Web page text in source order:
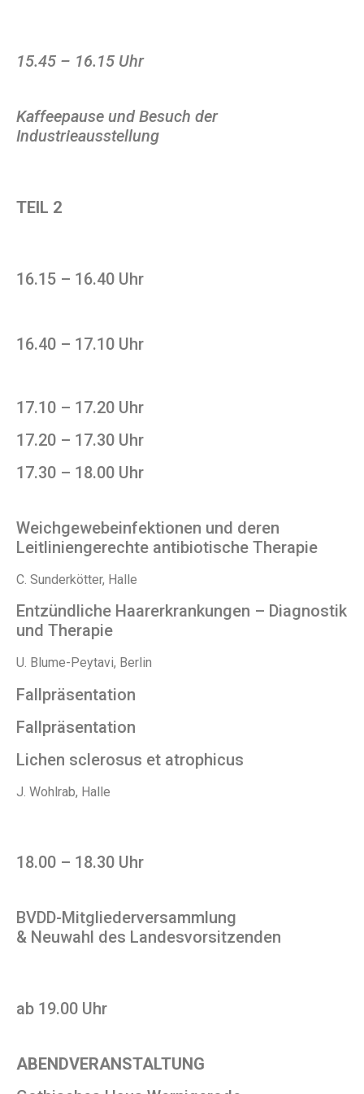
15.45 – 16.15 Uhr
Kaffeepause und Besuch der
Industrieausstellung
TEIL 2
16.15 – 16.40 Uhr
16.40 – 17.10 Uhr
17.10 – 17.20 Uhr
17.20 – 17.30 Uhr
17.30 – 18.00 Uhr
Weichgewebeinfektionen und deren
Leitliniengerechte antibiotische Therapie
C. Sunderkötter, Halle
Entzündliche Haarerkrankungen – Diagnostik
und Therapie
U. Blume-Peytavi, Berlin
Fallpräsentation
Fallpräsentation
Lichen sclerosus et atrophicus
J. Wohlrab, Halle
18.00 – 18.30 Uhr
BVDD-Mitgliederversammlung
& Neuwahl des Landesvorsitzenden
ab 19.00 Uhr
ABENDVERANSTALTUNG